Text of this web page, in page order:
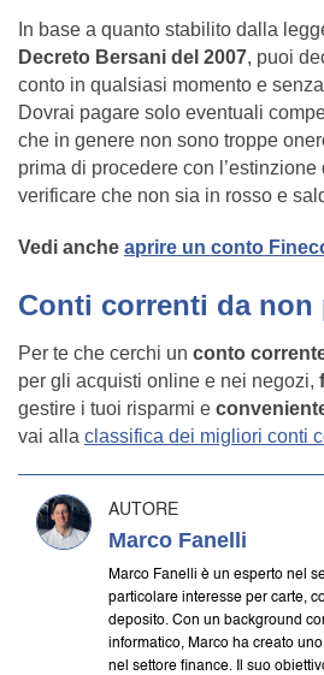
In base a quanto stabilito dalla
Decreto Bersani del 2007, puoi
conto in qualsiasi momento e
Dovrai pagare solo eventuali
che in genere non sono troppe
prima di procedere con l’estinzione
verificare che non sia in rosso e
Vedi anche aprire un conto
Conti correnti da non
Per te che cerchi un conto
per gli acquisti online e nei negozi,
gestire i tuoi risparmi e
vai alla classifica dei migliori conti
AUTORE
Marco Fanelli
Marco Fanelli è un esperto nel
particolare interesse per carte,
deposito. Con un background
informatico, Marco ha creato
nel settore finance. Il suo